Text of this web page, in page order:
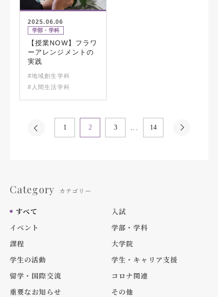
2025.06.06
学部・学科
【授業NOW】フラワ
ーアレンジメントの
実践
#地域創生学科
#人間生活学科
1 2 3 14
Category カテゴリー
すべて
入試
イベント
学部・学科
課程
大学院
学生の活動
学生・キャリア支援
留学・国際交流
コロナ関連
重要なお知らせ
その他